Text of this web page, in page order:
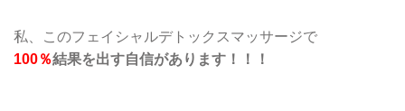
私、このフェイシャルデトックスマッサージで
100％結果を出す自信があります！！！